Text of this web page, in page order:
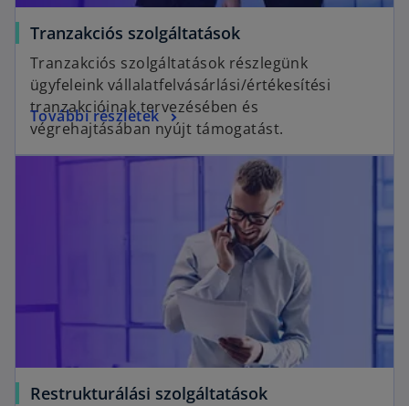
Tranzakciós szolgáltatások
Tranzakciós szolgáltatások részlegünk
ügyfeleink vállalatfelvásárlási/értékesítési
tranzakcióinak tervezésében és
végrehajtásában nyújt támogatást.
További részletek
Restrukturálási szolgáltatások